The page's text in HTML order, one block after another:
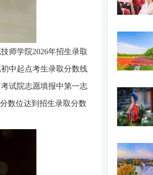
师学院2026年招生录取
中起点考生录取分数线
试院志愿填报中第一志
数位达到招生录取分数